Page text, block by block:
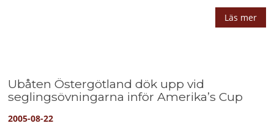
Läs mer
Ubåten Östergötland dök upp vid
seglingsövningarna inför Amerika’s Cup
2005-08-22